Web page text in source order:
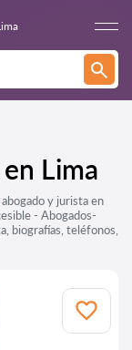
Lima
y jurista en
- Abogados-
biografías, teléfonos,